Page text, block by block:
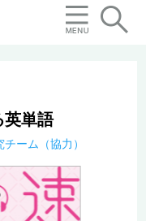
単語
ーム（協力）